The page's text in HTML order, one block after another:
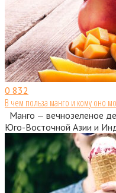
0 832
В чем польза манго и кому оно
Манго — вечнозеленое
Юго-Восточной Азии и